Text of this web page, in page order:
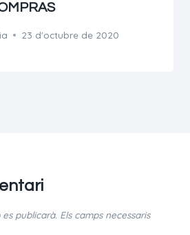
23 d'octubre de 2020
publicarà. Els camps necessaris